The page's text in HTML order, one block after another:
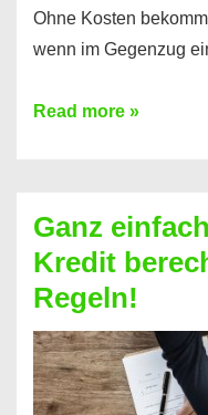
Ohne Kosten
wenn im Gegenzug
Einen
bekommen?
So
ist
es
möglich!
Read more »
Ganz
Kredit
Regeln!